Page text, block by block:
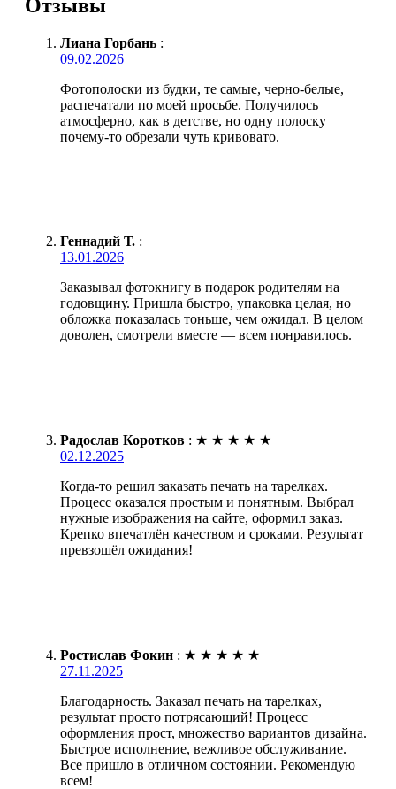
Отзывы
Лиана Горбань :
09.02.2026
Фотополоски из будки, те самые, черно-белые,
распечатали по моей просьбе. Получилось
атмосферно, как в детстве, но одну полоску
почему-то обрезали чуть кривовато.
Геннадий Т. :
13.01.2026
Заказывал фотокнигу в подарок родителям на
годовщину. Пришла быстро, упаковка целая, но
обложка показалась тоньше, чем ожидал. В целом
доволен, смотрели вместе — всем понравилось.
Радослав Коротков : ★ ★ ★ ★ ★
02.12.2025
Когда-то решил заказать печать на тарелках.
Процесс оказался простым и понятным. Выбрал
нужные изображения на сайте, оформил заказ.
Крепко впечатлён качеством и сроками. Результат
превзошёл ожидания!
Ростислав Фокин : ★ ★ ★ ★ ★
27.11.2025
Благодарность. Заказал печать на тарелках,
результат просто потрясающий! Процесс
оформления прост, множество вариантов дизайна.
Быстрое исполнение, вежливое обслуживание.
Все пришло в отличном состоянии. Рекомендую
всем!